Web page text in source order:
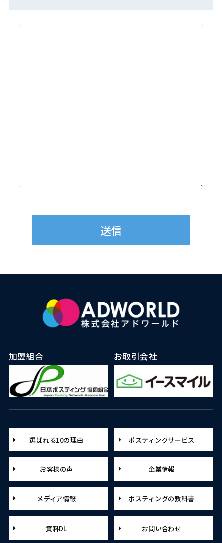
加盟組合 お取引会社
選ばれる10の理由 ポスティングサービス
お客様の声 企業情報
メディア情報 ポスティングの教科書
資料DL お問い合わせ